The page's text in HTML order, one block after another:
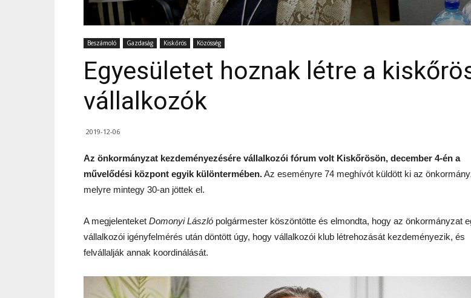
Beszámoló Gazdaság Kiskőrös Közösség
Egyesületet hoznak létre a
vállalkozók
2019-12-06
Az önkormányzat kezdeményezésére vállalkozói fórum volt Kiskőrösön, december 4-én a
művelődési központ egyik különtermében.Az eseményre 74 meghívót küldött ki az
melyre mintegy 30-an jöttek el.
A megjelenteket Domonyi László polgármester köszöntötte és elmondta, hogy az önkormányzat
vállalkozói igényfelmérés után döntött úgy, hogy vállalkozói klub létrehozását kezdeményezik, és
felvállalják annak koordinálását.